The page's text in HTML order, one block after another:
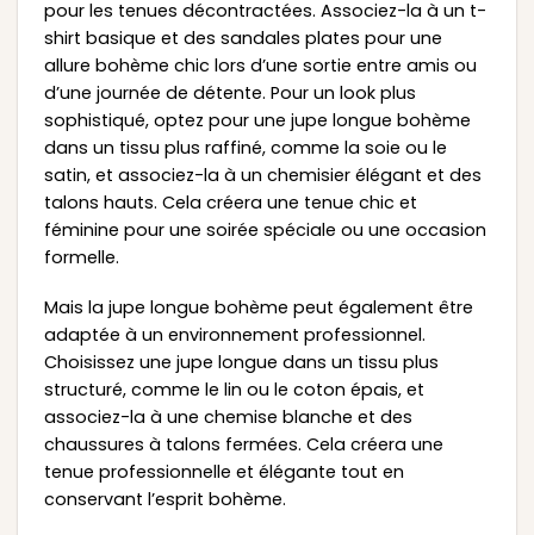
pour les tenues décontractées. Associez-la à un t-
shirt basique et des sandales plates pour une
allure bohème chic lors d’une sortie entre amis ou
d’une journée de détente. Pour un look plus
sophistiqué, optez pour une jupe longue bohème
dans un tissu plus raffiné, comme la soie ou le
satin, et associez-la à un chemisier élégant et des
talons hauts. Cela créera une tenue chic et
féminine pour une soirée spéciale ou une occasion
formelle.
Mais la jupe longue bohème peut également être
adaptée à un environnement professionnel.
Choisissez une jupe longue dans un tissu plus
structuré, comme le lin ou le coton épais, et
associez-la à une chemise blanche et des
chaussures à talons fermées. Cela créera une
tenue professionnelle et élégante tout en
conservant l’esprit bohème.